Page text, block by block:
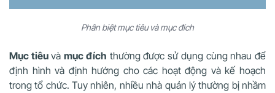
Phân biệt mục tiêu và mục đích
Mục tiêuvàmục đích thường được sử dụng cùng nhau để
định hình và định hướng cho các hoạt động và kế hoạch
trong tổ chức. Tuy nhiên, nhiều nhà quản lý thường bị nhầm